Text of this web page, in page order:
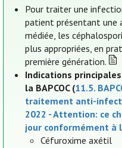
Pour traiter une
patient présentant une
médiée, les
plus appropriées, en
première génération.
Indications
la BAPCOC (11.5.
traitement anti-
2022 - Attention: ce
jour conformément à
Céfuroxime axétil